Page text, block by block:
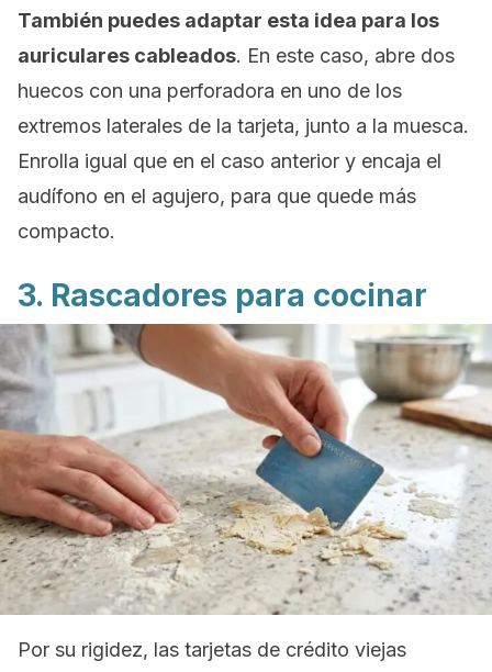
También puedes adaptar esta idea para los
auriculares cableados. En este caso, abre dos
huecos con una perforadora en uno de los
extremos laterales de la tarjeta, junto a la muesca.
Enrolla igual que en el caso anterior y encaja el
audífono en el agujero, para que quede más
compacto.
3. Rascadores para cocinar
Por su rigidez, las tarjetas de crédito viejas